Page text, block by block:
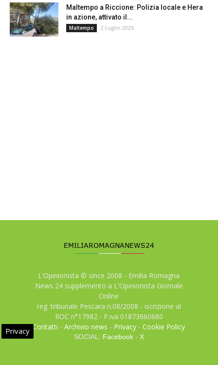
Maltempo a Riccione: Polizia locale e Hera
in azione, attivato il...
Maltempo 2 Luglio 2026
L'Opinionista © since 2008 - Emilia Romagna
News 24 supplemento a L'Opinionista Giornale
Online
reg. tribunale Pescara n.08/2008 - iscrizione al
ROC n°17982 - P.iva 01873660680
Contatti -Archivio news - Privacy -Cookie Policy
SOCIAL: Facebook- X
Privacy